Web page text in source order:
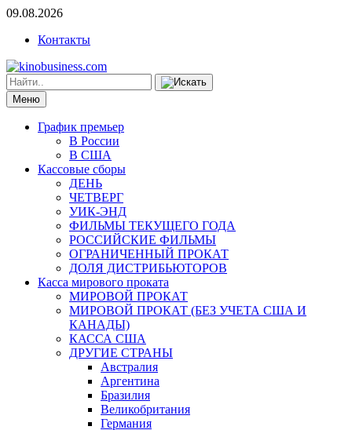
09.08.2026
Контакты
Меню
График премьер
В России
В США
Кассовые сборы
ДЕНЬ
ЧЕТВЕРГ
УИК-ЭНД
ФИЛЬМЫ ТЕКУЩЕГО ГОДА
РОССИЙСКИЕ ФИЛЬМЫ
ОГРАНИЧЕННЫЙ ПРОКАТ
ДОЛЯ ДИСТРИБЬЮТОРОВ
Касса мирового проката
МИРОВОЙ ПРОКАТ
МИРОВОЙ ПРОКАТ (БЕЗ УЧЕТА США И
КАНАДЫ)
КАССА США
ДРУГИЕ СТРАНЫ
Австралия
Аргентина
Бразилия
Великобритания
Германия